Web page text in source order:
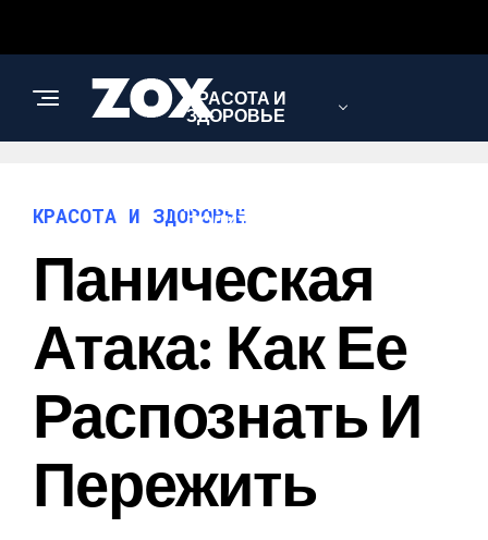
КРАСОТА И
ЗДОРОВЬЕ
ЭКОНОМИКА И
ПОЛИТИКА
КРАСОТА И ЗДОРОВЬЕ
Паническая
Атака: Как Ее
Распознать И
Пережить